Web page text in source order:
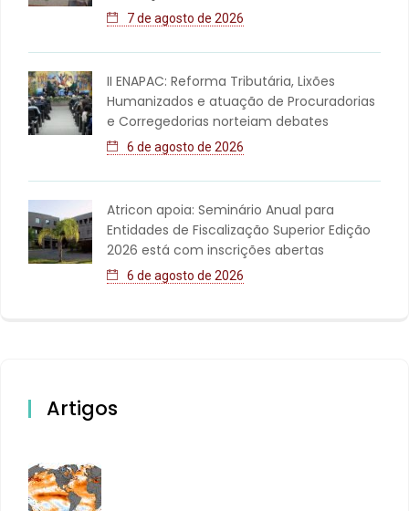
7 de agosto de 2026
II ENAPAC: Reforma Tributária, Lixões
Humanizados e atuação de Procuradorias
e Corregedorias norteiam debates
6 de agosto de 2026
Atricon apoia: Seminário Anual para
Entidades de Fiscalização Superior Edição
2026 está com inscrições abertas
6 de agosto de 2026
Artigos